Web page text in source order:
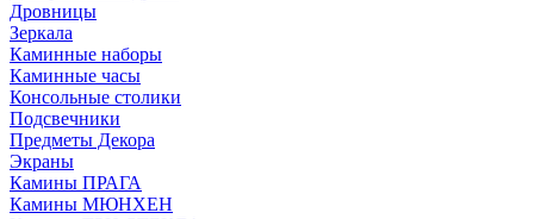
Дровницы
Зеркала
Каминные наборы
Каминные часы
Консольные столики
Подсвечники
Предметы Декора
Экраны
Камины ПРАГА
Камины МЮНХЕН